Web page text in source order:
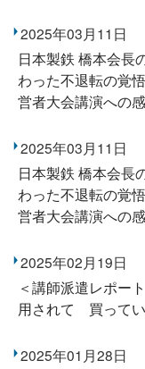
2025年03月11日
日本製鉄 橋本会長
わった不退転の覚
営者大会講演への
2025年03月11日
日本製鉄 橋本会長
わった不退転の覚
営者大会講演への
2025年02月19日
＜講師派遣レポー
用されて 買ってい
2025年01月28日